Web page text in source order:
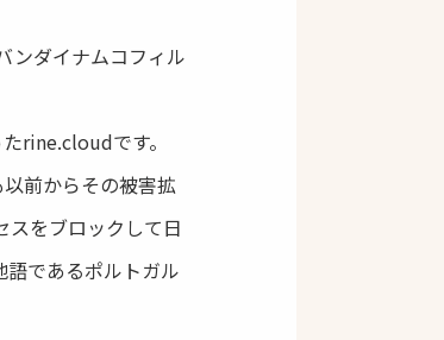
ンダイナムコフィル
rine.cloudです。
前からその被害拡
スをブロックして日
であるポルトガル